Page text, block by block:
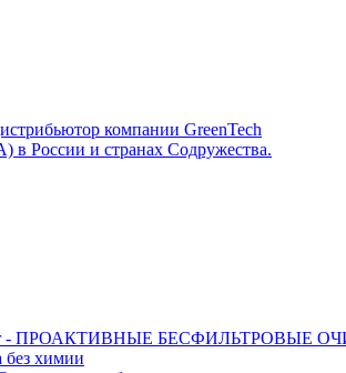
- ПРОАКТИВНЫЕ БЕСФИЛЬТРОВЫЕ
без химии